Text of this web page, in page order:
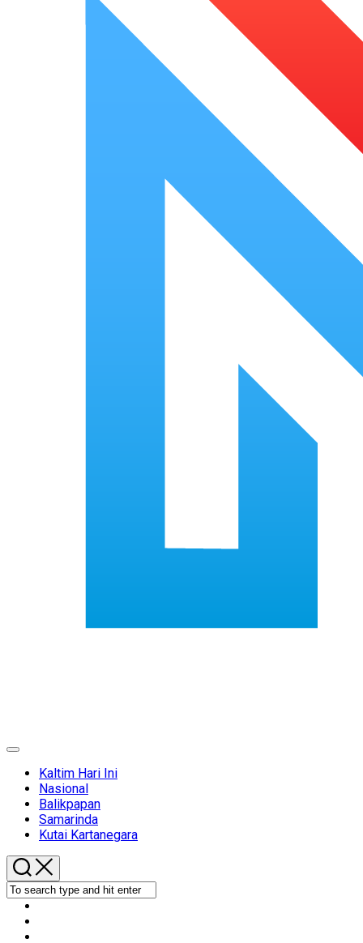
Expand
Kaltim Hari Ini
Nasional
Balikpapan
Samarinda
Kutai Kartanegara